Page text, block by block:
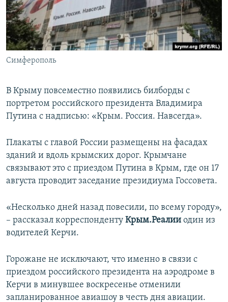
ПОБЕДИТЕЛЕЙ НЕ СУДЯТ?
КРЫМ.НЕПОКОРЕННЫЙ
ELIFBE
УКРАИНСКАЯ ПРОБЛЕМА КРЫМА
ПРИСОЕДИНЯЙТЕСЬ!
Симферополь
В Крыму повсеместно появились билборды с
портретом российского президента Владимира
Путина с надписью: «Крым. Россия. Навсегда».
Плакаты с главой России размещены на фасадах
зданий и вдоль крымских дорог. Крымчане
связывают это с приездом Путина в Крым, где он 17
августа проводит заседание президиума Госсовета.
«Несколько дней назад повесили, по всему городу»,
– рассказал корреспонденту Крым.Реалии один из
водителей Керчи.
Горожане не исключают, что именно в связи с
приездом российского президента на аэродроме в
Керчи в минувшее воскресенье отменили
запланированное авиашоу в честь дня авиации.